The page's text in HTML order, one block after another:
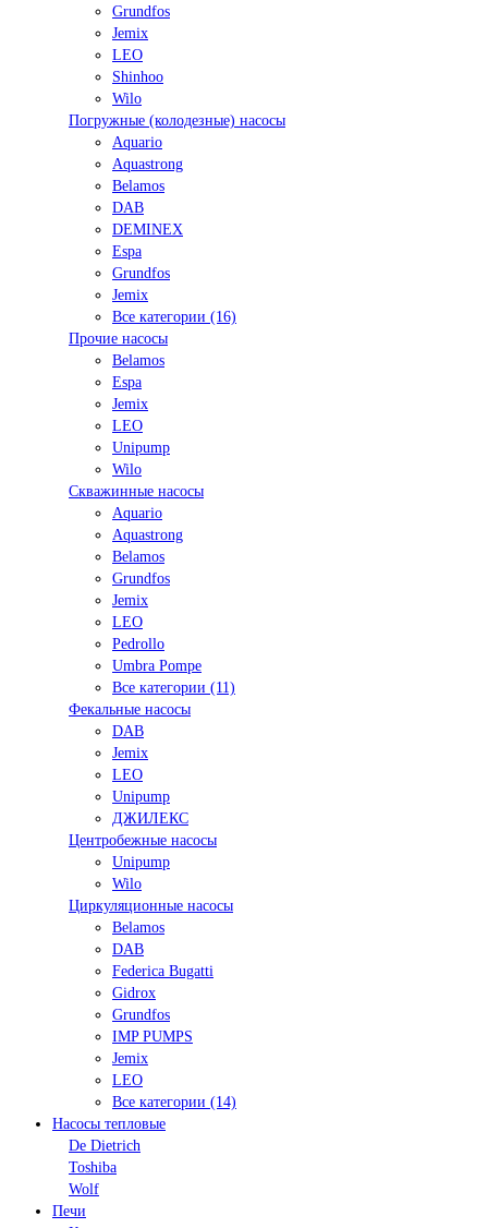
Grundfos
Jemix
LEO
Shinhoo
Wilo
Погружные (колодезные) насосы
Aquario
Aquastrong
Belamos
DAB
DEMINEX
Espa
Grundfos
Jemix
Все категории (16)
Прочие насосы
Belamos
Espa
Jemix
LEO
Unipump
Wilo
Скважинные насосы
Aquario
Aquastrong
Belamos
Grundfos
Jemix
LEO
Pedrollo
Umbra Pompe
Все категории (11)
Фекальные насосы
DAB
Jemix
LEO
Unipump
ДЖИЛЕКС
Центробежные насосы
Unipump
Wilo
Циркуляционные насосы
Belamos
DAB
Federica Bugatti
Gidrox
Grundfos
IMP PUMPS
Jemix
LEO
Все категории (14)
Насосы тепловые
De Dietrich
Toshiba
Wolf
Печи